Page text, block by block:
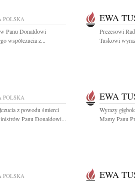
POLSKA
Panu Donaldowi
współczucia z...
EWA
Prezesowi
Tuskowi
POLSKA
z powodu śmierci
Panu Donaldowi...
EWA
Wyrazy
Mamy Panu
POLSKA EWA